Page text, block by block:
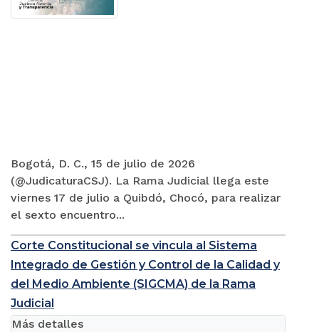
Bogotá, D. C., 15 de julio de 2026
(@JudicaturaCSJ). La Rama Judicial llega este
viernes 17 de julio a Quibdó, Chocó, para realizar
el sexto encuentro...
Corte Constitucional se vincula al Sistema
Integrado de Gestión y Control de la Calidad y
del Medio Ambiente (SIGCMA) de la Rama
Judicial
Más detalles